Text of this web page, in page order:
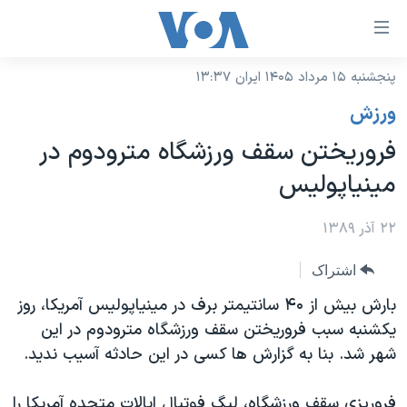
لینکهای
دسترسی
جهش
محتوای
اصلی
به
اصلی
جهش
به
جستجو
نسخه سبک وب‌سایت
موضوع ها
ایران
آمریکا
جهان
گزیده‌ها
ویژه برنامه‌ها
برنامه های تلویزیونی
جدول برنامه ها
صفحه‌های ویژه
عملیات خشم حماسی
۲۵۰سالگی آمریکا
بایگانی برنامه‌های تلویزیونی
فرکانس‌های صدای آمریکا
پخش رادیویی
پنجشنبه ۱۵ مرداد ۱۴۰۵ ایران ۱۳:۳۷
ورزش
فروریختن سقف ورزشگاه مترودوم در
مینیاپولیس
۲۲ آذر ۱۳۸۹
اشتراک
بارش بیش از ۴۰ سانتیمتر برف در مینیاپولیس آمریکا، روز
یکشنبه سبب فروریختن سقف ورزشگاه مترودوم در این
شهر شد. بنا به گزارش ها کسی در این حادثه آسیب ندید.